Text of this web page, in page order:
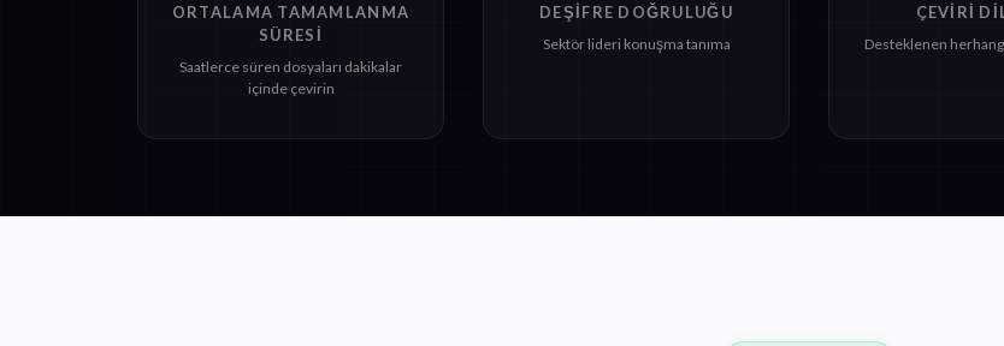
ORTALAMA TAMAMLANMA
SÜRESI
Saatlerce süren dosyaları dakikalar
içinde çevirin
DEŞIFRE DOĞRULUĞU
Sektör lideri konuşma tanıma
ÇEVIRI
Desteklenen